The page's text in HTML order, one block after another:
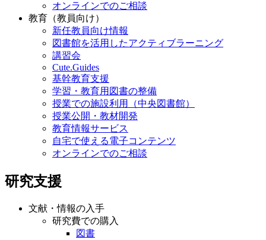
オンラインでのご相談
教育（教員向け）
新任教員向け情報
図書館を活用したアクティブラーニング
講習会
Cute.Guides
基幹教育支援
学習・教育用図書の整備
授業での施設利用（中央図書館）
授業公開・教材開発
教育情報サービス
自宅で使える電子コンテンツ
オンラインでのご相談
研究支援
文献・情報の入手
研究費での購入
図書